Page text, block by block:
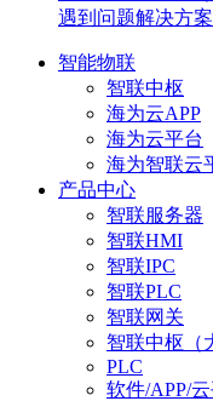
遇到问题解决方案
智能物联
智联中枢
海为云APP
海为云平台
海为智联云
产品中心
智联服务器
智联HMI
智联IPC
智联PLC
智联网关
智联中枢（
PLC
软件/APP/